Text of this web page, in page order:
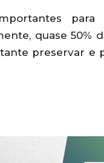
quase 50%
preservar e